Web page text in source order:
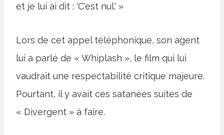
et je lui ai dit : 'C'est nul.' »
Lors de cet appel téléphonique, son agent
lui a parlé de « Whiplash », le film qui lui
vaudrait une respectabilité critique majeure.
Pourtant, il y avait ces satanées suites de
« Divergent » à faire.